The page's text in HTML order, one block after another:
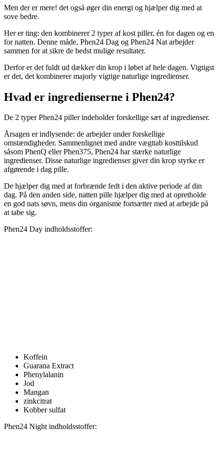
Men der er mere! det også øger din energi og hjælper dig med at
sove bedre.
Her er ting: den kombinerer 2 typer af kost piller, én for dagen og en
for natten. Denne måde, Phen24 Dag og Phen24 Nat arbejder
sammen for at sikre de bedst mulige resultater.
Derfor er det fuldt ud dækker din krop i løbet af hele dagen. Vigtigst
er det, det kombinerer majorly vigtige naturlige ingredienser.
Hvad er ingredienserne i Phen24?
De 2 typer Phen24 piller indeholder forskellige sæt af ingredienser.
Årsagen er indlysende: de arbejder under forskellige
omstændigheder. Sammenlignet med andre vægttab kosttilskud
såsom PhenQ eller Phen375, Phen24 har stærke naturlige
ingredienser. Disse naturlige ingredienser giver din krop styrke er
afgørende i dag pille.
De hjælper dig med at forbrænde fedt i den aktive periode af din
dag. På den anden side, natten pille hjælper dig med at opretholde
en god nats søvn, mens din organisme fortsætter med at arbejde på
at tabe sig.
Phen24 Day indholdsstoffer:
Koffein
Guarana Extract
Phenylalanin
Jod
Mangan
zinkcitrat
Kobber sulfat
Phen24 Night indholdsstoffer: